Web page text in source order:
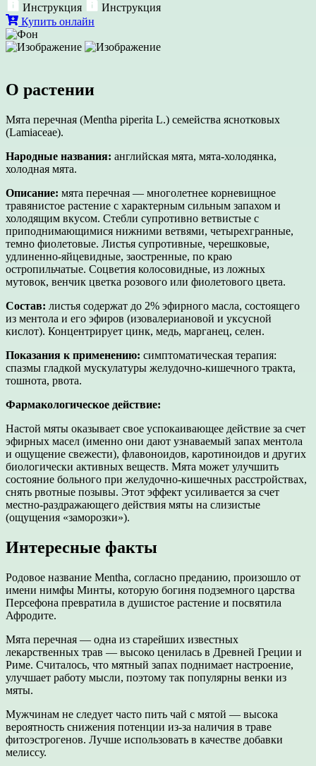
Инструкция
Инструкция
Купить онлайн
О растении
Мята перечная (Mentha piperita L.) семейства яснотковых
(Lamiaceae).
Народные названия: английская мята, мята-холодянка,
холодная мята.
Описание: мята перечная — многолетнее корневищное
травянистое растение с характерным сильным запахом и
холодящим вкусом. Стебли супротивно ветвистые с
приподнимающимися нижними ветвями, четырехгранные,
темно фиолетовые. Листья супротивные, черешковые,
удлиненно-яйцевидные, заостренные, по краю
остропильчатые. Соцветия колосовидные, из ложных
мутовок, венчик цветка розового или фиолетового цвета.
Состав: листья содержат до 2% эфирного масла, состоящего
из ментола и его эфиров (изовалериановой и уксусной
кислот). Концентрирует цинк, медь, марганец, селен.
Показания к применению: симптоматическая терапия:
спазмы гладкой мускулатуры желудочно-кишечного тракта,
тошнота, рвота.
Фармакологическое действие:
Настой мяты оказывает свое успокаивающее действие за счет
эфирных масел (именно они дают узнаваемый запах ментола
и ощущение свежести), флавоноидов, каротиноидов и других
биологически активных веществ. Мята может улучшить
состояние больного при желудочно-кишечных расстройствах,
снять рвотные позывы. Этот эффект усиливается за счет
местно-раздражающего действия мяты на слизистые
(ощущения «заморозки»).
Интересные факты
Родовое название Mentha, согласно преданию, произошло от
имени нимфы Минты, которую богиня подземного царства
Персефона превратила в душистое растение и посвятила
Афродите.
Мята перечная — одна из старейших известных
лекарственных трав — высоко ценилась в Древней Греции и
Риме. Считалось, что мятный запах поднимает настроение,
улучшает работу мысли, поэтому так популярны венки из
мяты.
Мужчинам не следует часто пить чай с мятой — высока
вероятность снижения потенции из-за наличия в траве
фитоэстрогенов. Лучше использовать в качестве добавки
мелиссу.